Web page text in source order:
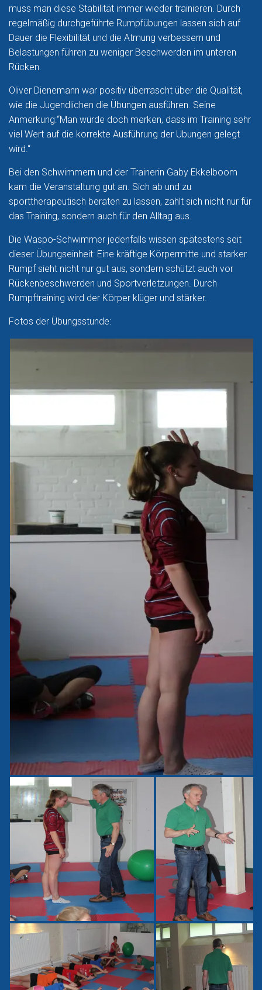
muss man diese Stabilität immer wieder trainieren. Durch
regelmäßig durchgeführte Rumpfübungen lassen sich auf
Dauer die Flexibilität und die Atmung verbessern und
Belastungen führen zu weniger Beschwerden im unteren
Rücken.
Oliver Dienemann war positiv überrascht über die Qualität,
wie die Jugendlichen die Übungen ausführen. Seine
Anmerkung:“Man würde doch merken, dass im Training sehr
viel Wert auf die korrekte Ausführung der Übungen gelegt
wird.“
Bei den Schwimmern und der Trainerin Gaby Ekkelboom
kam die Veranstaltung gut an. Sich ab und zu
sporttherapeutisch beraten zu lassen, zahlt sich nicht nur für
das Training, sondern auch für den Alltag aus.
Die Waspo-Schwimmer jedenfalls wissen spätestens seit
dieser Übungseinheit: Eine kräftige Körpermitte und starker
Rumpf sieht nicht nur gut aus, sondern schützt auch vor
Rückenbeschwerden und Sportverletzungen. Durch
Rumpftraining wird der Körper klüger und stärker.
Fotos der Übungsstunde: